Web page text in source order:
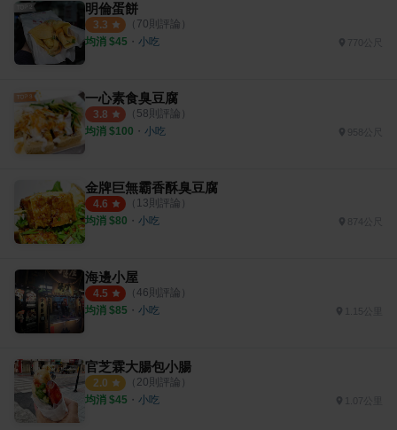
明倫蛋餅
3.3 （ 70則評論）
均消 $45 ・ 小吃
一心素食臭豆腐
3.8 （ 58則評論）
均消 $100 ・ 小吃 958公尺
金牌巨無霸香酥臭豆腐
4.6 （ 13則評論）
均消 $80 ・ 小吃 874公尺
海邊小屋
4.5 （ 46則評論）
均消 $85 ・ 小吃 1.15公里
官芝霖大腸包小腸
2.0 （ 20則評論）
均消 $45 ・ 小吃